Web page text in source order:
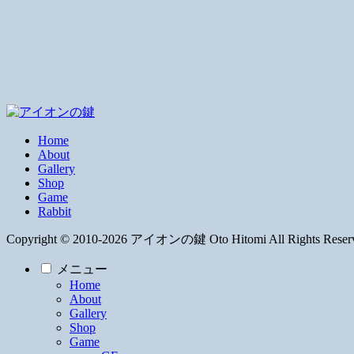
Home
About
Gallery
Shop
Game
Rabbit
Copyright © 2010-2026 アイオンの鍵 Oto Hitomi All Rights
メニュー
Home
About
Gallery
Shop
Game